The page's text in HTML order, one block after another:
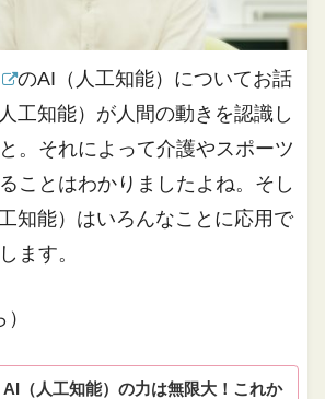
のAI（人工知能）についてお話
工知能）が人間の動きを認識し
。それによって介護やスポーツ
ことはわかりましたよね。そし
知能）はいろんなことに応用で
ます。
AI（人工知能）の力は無限大！これか